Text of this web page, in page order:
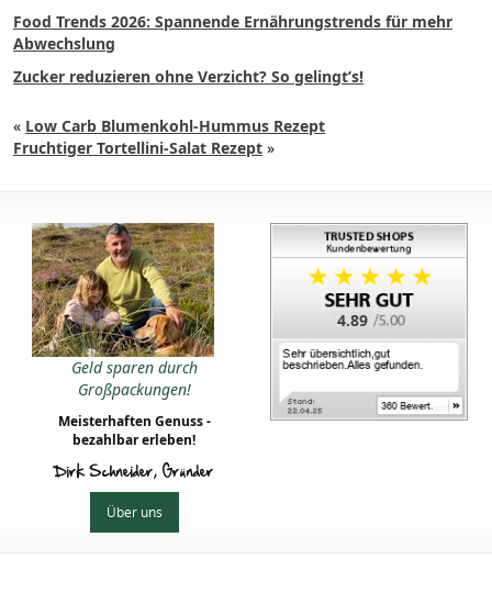
Food Trends 2026: Spannende Ernährungstrends für mehr
Abwechslung
Zucker reduzieren ohne Verzicht? So gelingt’s!
« Low Carb Blumenkohl-Hummus Rezept
Fruchtiger Tortellini-Salat Rezept »
Geld sparen durch
Großpackungen!
Meisterhaften Genuss -
bezahlbar erleben!
Dirk Schneider, Gründer
Über uns
4.89